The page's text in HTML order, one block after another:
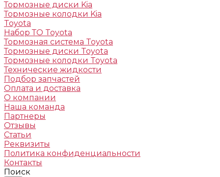
Тормозные диски Kia
Тормозные колодки Kia
Toyota
Набор ТО Toyota
Тормозная система Toyota
Тормозные диски Toyota
Тормозные колодки Toyota
Технические жидкости
Подбор запчастей
Оплата и доставка
О компании
Наша команда
Партнеры
Отзывы
Статьи
Реквизиты
Политика конфиденциальности
Контакты
Поиск